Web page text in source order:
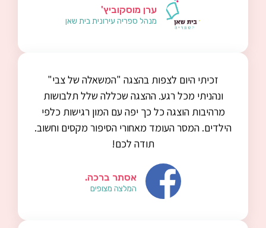
ערן מוסקוביץ'
מנהל ספריה עירונית בית שאן
זכיתי היום לצפות בהצגה "המשאלה של צבי"
ונהניתי מכל רגע. ההצגה שכללה שלל תלבושות
מרהיבות הוצגה כל כך יפה עם המון רגישות כלפי
הילדים. המסר העומד מאחורי הסיפור מקסים וחשוב.
תודה לכם!
אסתר ברכה.
המלצה מצופים